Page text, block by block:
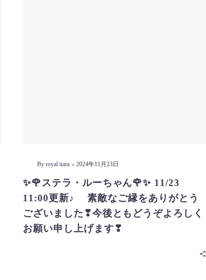
By royal tiara - 2024年11月23日
✨🌹ステラ・ルーちゃん🌹✨ 11/23
11:00更新♪ 素敵なご縁をありがとう
ございました❣今後ともどうぞよろしく
お願い申し上げます❣